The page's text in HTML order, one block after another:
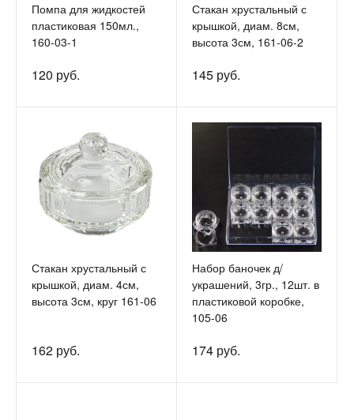
Помпа для жидкостей
пластиковая 150мл.,
160-03-1
120 руб.
Стакан хрустальный с
крышкой, диам. 8см,
высота 3см, 161-06-2
145 руб.
Стакан хрустальный с
крышкой, диам. 4см,
высота 3см, круг 161-06
162 руб.
Набор баночек д/
украшений, 3гр., 12шт. в
пластиковой коробке,
105-06
174 руб.